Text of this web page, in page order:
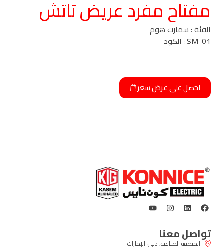
مفتاح مفرد عريض تاتش
الفئة : سمارت هوم
SM-01 : الكود
احصل على عرض سعر
تواصل معنا
المنطقة الصناعية، دبي، الإمارات